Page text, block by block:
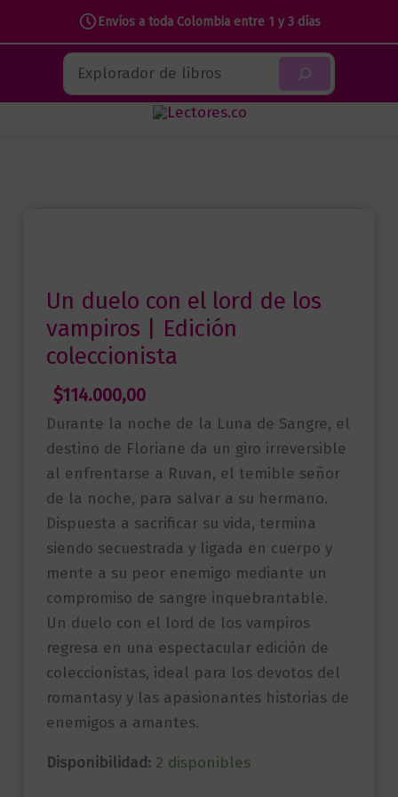
Envíos a toda Colombia entre 1 y 3 días
contenido
Buscar
Un duelo con el lord de los
vampiros | Edición
coleccionista
$114.000,00
Durante la noche de la Luna de Sangre, el
destino de Floriane da un giro irreversible
al enfrentarse a Ruvan, el temible señor
de la noche, para salvar a su hermano.
Dispuesta a sacrificar su vida, termina
siendo secuestrada y ligada en cuerpo y
mente a su peor enemigo mediante un
compromiso de sangre inquebrantable.
Un duelo con el lord de los vampiros
regresa en una espectacular edición de
coleccionistas, ideal para los devotos del
romantasy y las apasionantes historias de
enemigos a amantes.
Disponibilidad: 2 disponibles
el